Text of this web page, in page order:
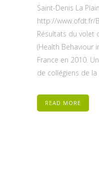
Saint-Denis La
http://www.ofdt.fr/
Résultats du volet
(Health Behaviour
France en 2010.
de collégiens de la
READ MORE